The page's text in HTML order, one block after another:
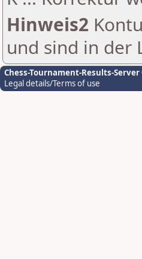
Hinweis2
und sind in der
Chess-Tournament-Results-Server
Legal details/Terms of use